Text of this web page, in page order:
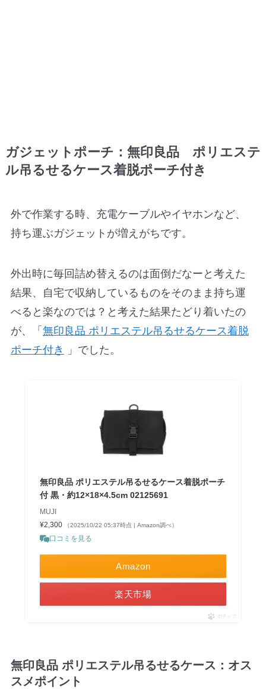
ガジェットポーチ：無印良品 ポリエステ
ル吊るせるケース着脱ポーチ付き
外で作業する時、充電ケーブルやイヤホンなど、
持ち運ぶガジェットが増えがちです。
外出時に毎回詰め替えるのは面倒だなーと考えた
結果、自宅で収納しているものをそのまま持ち運
べると楽なのでは？と考えた結果たどり着いたの
が、「 無印良品 ポリエステル吊るせるケース着脱
ポーチ付き
」でした。
無印良品 ポリエステル吊るせるケース着脱ポーチ
付 黒・約12×18×4.5cm 02125691
MUJI
¥2,300
（2025/10/22 05:37時点 | Amazon調べ）
口コミを見る
Amazon
楽天市場
ポチップ
無印良品 ポリエステル吊るせるケース：オス
スメポイント